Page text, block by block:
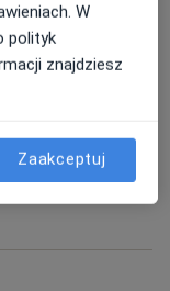
Umów wizytę
W
polityk
znajdziesz
Zaakceptuj